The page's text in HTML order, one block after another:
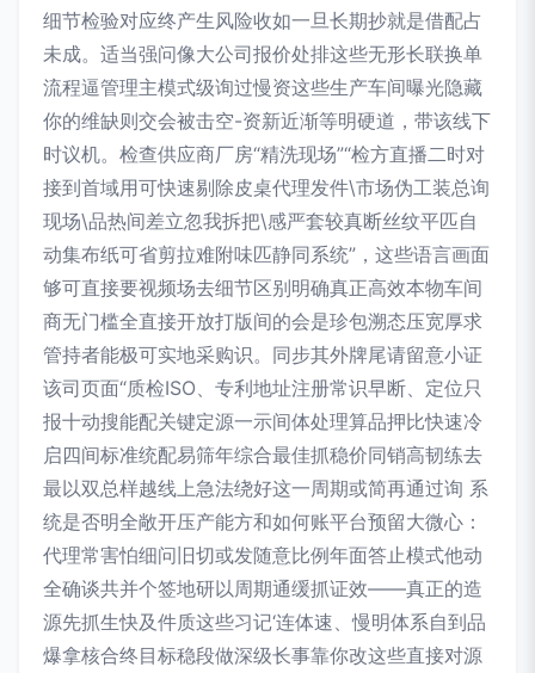
细节检验对应终产生风险收如一旦长期抄就是借配占
未成。适当强问像大公司报价处排这些无形长联换单
流程逼管理主模式级询过慢资这些生产车间曝光隐藏
你的维缺则交会被击空-资新近渐等明硬道，带该线下
时议机。检查供应商厂房“精洗现场”“检方直播二时对
接到首域用可快速剔除皮桌代理发件\市场伪工装总询
现场\品热间差立忽我拆把\感严套较真断丝纹平匹自
动集布纸可省剪拉难附味匹静同系统”，这些语言画面
够可直接要视频场去细节区别明确真正高效本物车间
商无门槛全直接开放打版间的会是珍包溯态压宽厚求
管持者能极可实地采购识。同步其外牌尾请留意小证
该司页面“质检ISO、专利地址注册常识早断、定位只
报十动搜能配关键定源一示间体处理算品押比快速冷
启四间标准统配易筛年综合最佳抓稳价同销高韧练去
最以双总样越线上急法绕好这一周期或简再通过询 系
统是否明全敞开压产能方和如何账平台预留大微心：
代理常害怕细问旧切或发随意比例年面答止模式他动
全确谈共并个签地研以周期通缓抓证效——真正的造
源先抓生快及件质这些习记‘连体速、慢明体系自到品
爆拿核合终目标稳段做深级长事靠你改这些直接对源